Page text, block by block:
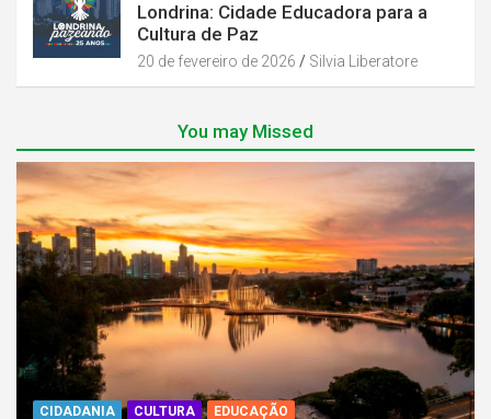
Londrina: Cidade Educadora para a
Cultura de Paz
20 de fevereiro de 2026 Silvia Liberatore
You may Missed
CIDADANIA CULTURA EDUCAÇÃO